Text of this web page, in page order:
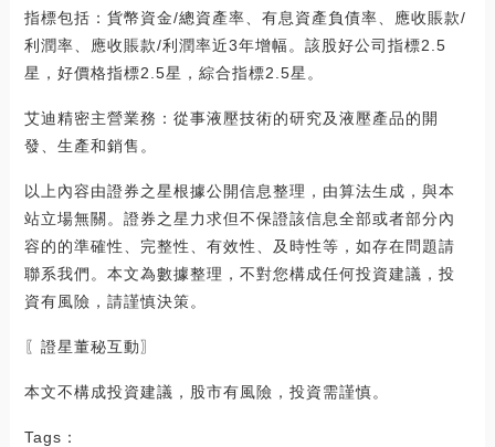
指標包括：貨幣資金/總資產率、有息資產負債率、應收賬款/
利潤率、應收賬款/利潤率近3年增幅。該股好公司指標2.5
星，好價格指標2.5星，綜合指標2.5星。
艾迪精密主營業務：從事液壓技術的研究及液壓產品的開
發、生產和銷售。
以上內容由證券之星根據公開信息整理，由算法生成，與本
站立場無關。證券之星力求但不保證該信息全部或者部分內
容的的準確性、完整性、有效性、及時性等，如存在問題請
聯系我們。本文為數據整理，不對您構成任何投資建議，投
資有風險，請謹慎決策。
〖證星董秘互動〗
本文不構成投資建議，股市有風險，投資需謹慎。
Tags：